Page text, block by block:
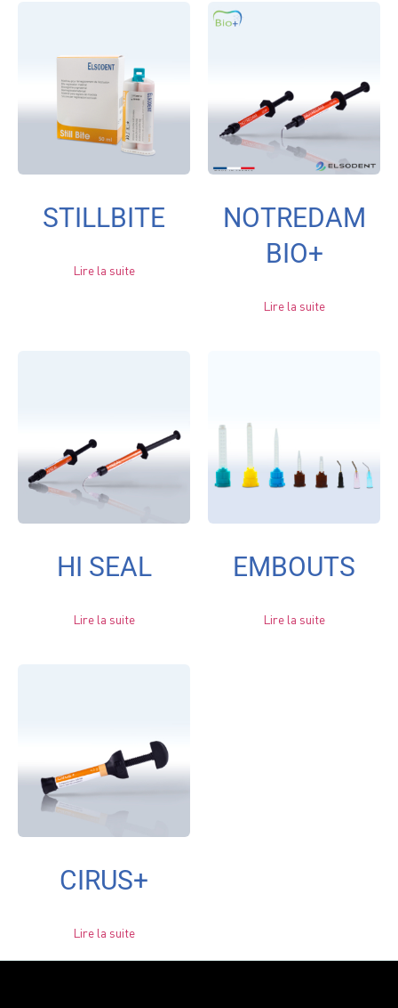
STILLBITE
Lire la suite
NOTREDAM
BIO+
Lire la suite
HI SEAL
Lire la suite
EMBOUTS
Lire la suite
CIRUS+
Lire la suite